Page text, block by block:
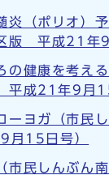
炎（ポリオ）
版 平成21年9
の健康を考え
平成21年9月
ーヨガ（市民
月15日号）
市民しんぶん